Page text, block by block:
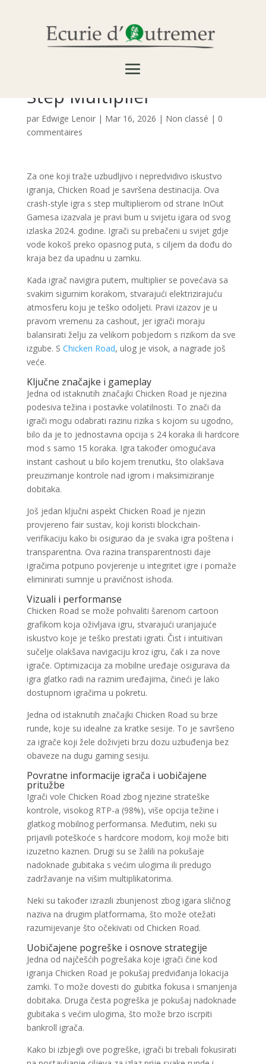
Iskusite Najveći
Uzbuđenje s Chicken
Road: Igra s Crash-Style
Step Multiplier
par Edwige Lenoir| Mar 16, 2026 | Non classé | 0
commentaires
Za one koji traže uzbudljivo i nepredvidivo iskustvo
igranja, Chicken Road je savršena destinacija. Ova
crash-style igra s step multiplierom od strane InOut
Gamesa izazvala je pravi bum u svijetu igara od svog
izlaska 2024. godine. Igrači su prebačeni u svijet gdje
vode kokoš preko opasnog puta, s ciljem da dođu do
kraja bez da upadnu u zamku.
Kada igrač navigira putem, multiplier se povećava sa
svakim sigurnim korakom, stvarajući elektrizirajuću
atmosferu koju je teško odoljeti. Pravi izazov je u
pravom vremenu za cashout, jer igrači moraju
balansirati želju za velikom pobjedom s rizikom da sve
izgube. S Chicken Road, ulog je visok, a nagrade još
veće.
Ključne značajke i gameplay
Jedna od istaknutih značajki Chicken Road je njezina
podesiva težina i postavke volatilnosti. To znači da
igrači mogu odabrati razinu rizika s kojom su ugodno,
bilo da je to jednostavna opcija s 24 koraka ili hardcore
mod s samo 15 koraka. Igra također omogućava
instant cashout u bilo kojem trenutku, što olakšava
preuzimanje kontrole nad igrom i maksimiziranje
dobitaka.
Još jedan ključni aspekt Chicken Road je njezin
provjereno fair sustav, koji koristi blockchain-
verifikaciju kako bi osigurao da je svaka igra poštena i
transparentna. Ova razina transparentnosti daje
igračima potpuno povjerenje u integritet igre i pomaže
eliminirati sumnje u pravičnost ishoda.
Vizuali i performanse
Chicken Road se može pohvaliti šarenom cartoon
grafikom koja oživljava igru, stvarajući uranjajuće
iskustvo koje je teško prestati igrati. Čist i intuitivan
sučelje olakšava navigaciju kroz igru, čak i za nove
igrače. Optimizacija za mobilne uređaje osigurava da
igra glatko radi na raznim uređajima, čineći je lako
dostupnom igračima u pokretu.
Jedna od istaknutih značajki Chicken Road su brze
runde, koje su idealne za kratke sesije. To je savršeno
za igrače koji žele doživjeti brzu dozu uzbuđenja bez
obaveze na dugu gaming sesiju.
Povratne informacije igrača i uobičajene
pritužbe
Igrači vole Chicken Road zbog njezine strateške
kontrole, visokog RTP-a (98%), više opcija težine i
glatkog mobilnog performansa. Međutim, neki su
prijavili poteškoće s hardcore modom, koji može biti
izuzetno kaznen. Drugi su se žalili na pokušaje
nadoknade gubitaka s većim ulogima ili predugo
zadržavanje na višim multiplikatorima.
Neki su također izrazili zbunjenost zbog igara sličnog
naziva na drugim platformama, što može otežati
razumijevanje što očekivati od Chicken Road.
Uobičajene pogreške i osnove strategije
Jedna od najčešćih pogrešaka koje igrači čine kod
igranja Chicken Road je pokušaj predviđanja lokacija
zamki. To može dovesti do gubitka fokusa i smanjenja
dobitaka. Druga česta pogreška je pokušaj nadoknade
gubitaka s većim ulogima, što može brzo iscrpiti
bankroll igrača.
Kako bi izbjegli ove pogreške, igrači bi trebali fokusirati